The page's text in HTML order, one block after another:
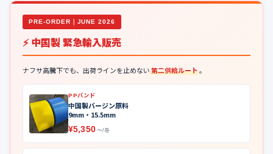
PRE-ORDER｜JUNE 2026
⚡ 中国製 緊急輸入販売
ナフサ高騰下でも、出荷ラインを止めない第二供給ルート。
PPバンド
中国製バージン原料
9mm・15.5mm
¥5,350 〜/巻